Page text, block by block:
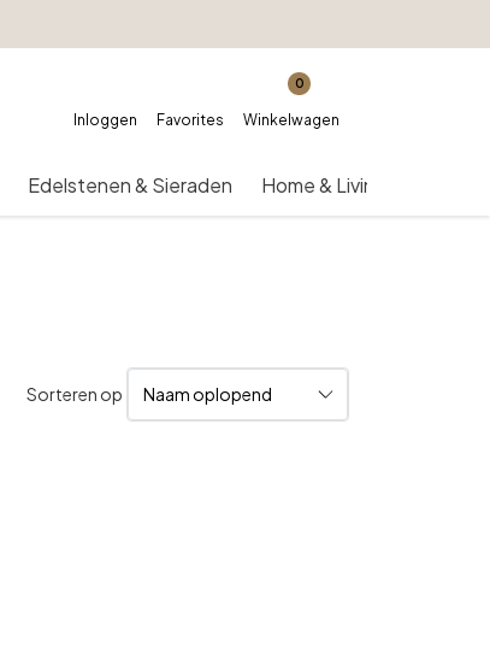
Inloggen Favorites
0
Winkelwagen
Edelstenen & Sieraden Home & Living
Sorteren op